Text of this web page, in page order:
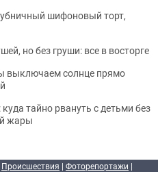
шифоновый торт,
но без груши: все в восторге
выключаем солнце прямо
тайно рвануть с детьми без
жары
Происшествия | Фоторепортажи |